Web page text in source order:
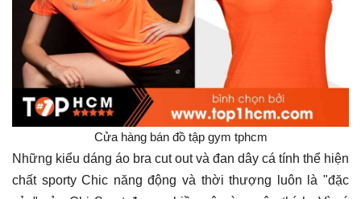
Cửa hàng bán đồ tập gym tphcm
Những kiểu dáng áo bra cut out và đan dây cá tính thể hiện
chất sporty Chic năng động và thời thượng luôn là "đặc